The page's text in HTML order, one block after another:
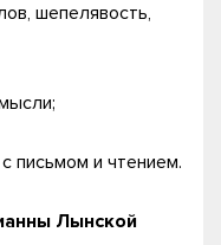
шепелявость,
и чтением.
Лынской